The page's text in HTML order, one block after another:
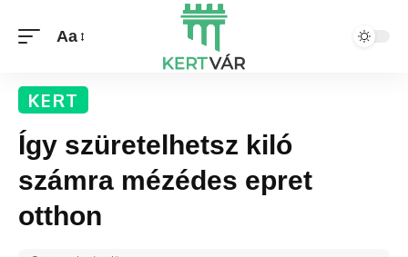
Aa
KERT
Így szüretelhetsz kiló
számra mézédes epret
otthon